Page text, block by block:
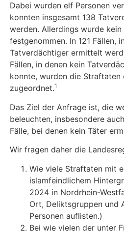
Dabei wurden elf Personen
konnten insgesamt 138
werden. Allerdings wurde
festgenommen. In 121 Fällen,
Tatverdächtiger ermittelt
Fällen, in denen kein
konnte, wurden die Straftaten
zugeordnet.1
Das Ziel der Anfrage ist, die
beleuchten, insbesondere
Fälle, bei denen kein Täter
Wir fragen daher die
Wie viele Straftaten mit
islamfeindlichem
2024 in Nordrhein-
Ort, Deliktsgruppen und
Personen auflisten.)
Bei wie vielen der unter